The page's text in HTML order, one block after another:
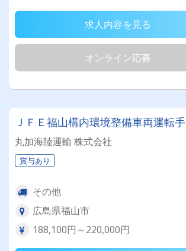
求人内容を見る
オンライン応募
ＪＦＥ福山構内環境整備車両運転手
丸加海陸運輸 株式会社
賞与あり
その他
広島県福山市
188,100円～220,000円